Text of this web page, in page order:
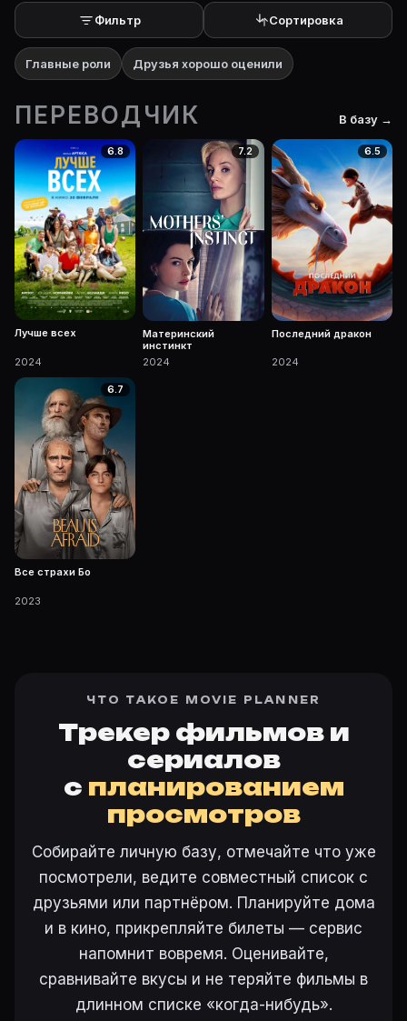
Фильтр Сортировка
Главные роли Друзья хорошо оценили
ПЕРЕВОДЧИК В базу →
6.8
Лучше всех
2024
7.2
Материнский
инстинкт
2024
6.5
Последний дракон
2024
6.7
Все страхи Бо
2023
ЧТО ТАКОЕ MOVIE PLANNER
Трекер фильмов и
сериалов
с планированием
просмотров
Собирайте личную базу, отмечайте что уже
посмотрели, ведите совместный список с
друзьями или партнёром. Планируйте дома
и в кино, прикрепляйте билеты — сервис
напомнит вовремя. Оценивайте,
сравнивайте вкусы и не теряйте фильмы в
длинном списке «когда-нибудь».